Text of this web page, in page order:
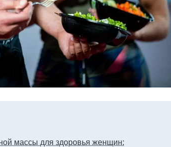
массы для здоровья женщин: